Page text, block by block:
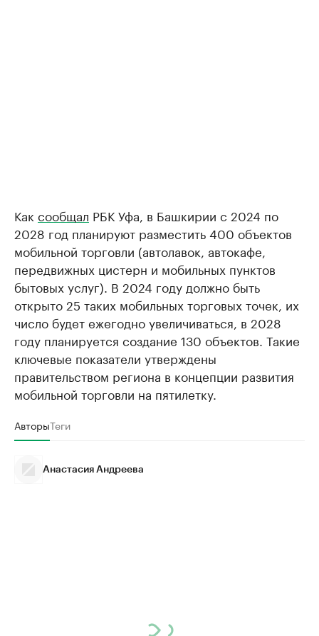
Как сообщал РБК Уфа, в Башкирии с 2024 по
2028 год планируют разместить 400 объектов
мобильной торговли (автолавок, автокафе,
передвижных цистерн и мобильных пунктов
бытовых услуг). В 2024 году должно быть
открыто 25 таких мобильных торговых точек, их
число будет ежегодно увеличиваться, в 2028
году планируется создание 130 объектов. Такие
ключевые показатели утверждены
правительством региона в концепции развития
мобильной торговли на пятилетку.
АвторыТеги
Анастасия Андреева